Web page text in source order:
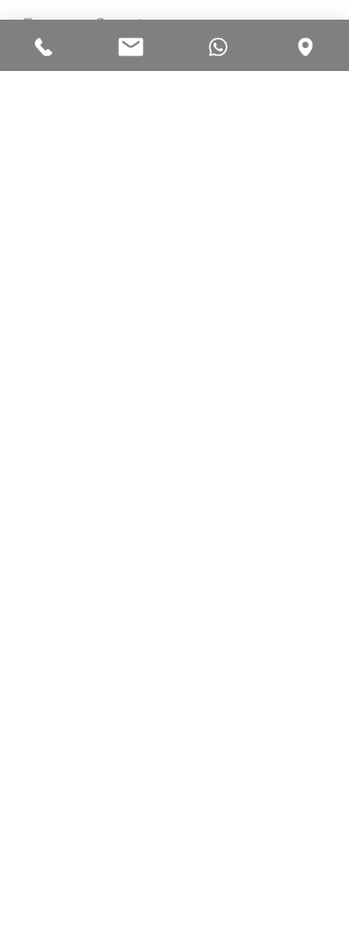
Francesco Sartori
Meditazione
Sviluppo personale